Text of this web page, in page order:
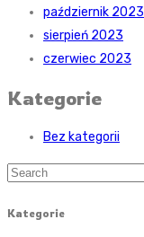
październik 2023
sierpień 2023
czerwiec 2023
Kategorie
Bez kategorii
Kategorie